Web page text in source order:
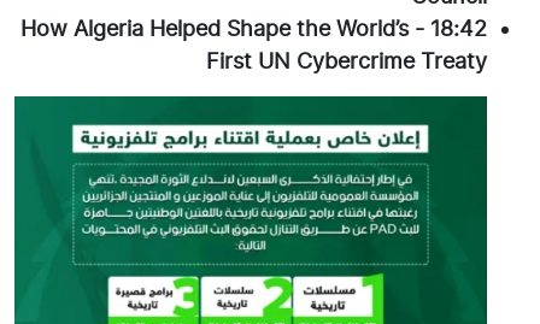
18:42
-
How Algeria Helped Shape the World’s
First UN Cybercrime Treaty